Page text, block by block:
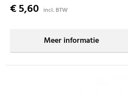
€ 5,60 incl. BTW
Meer informatie